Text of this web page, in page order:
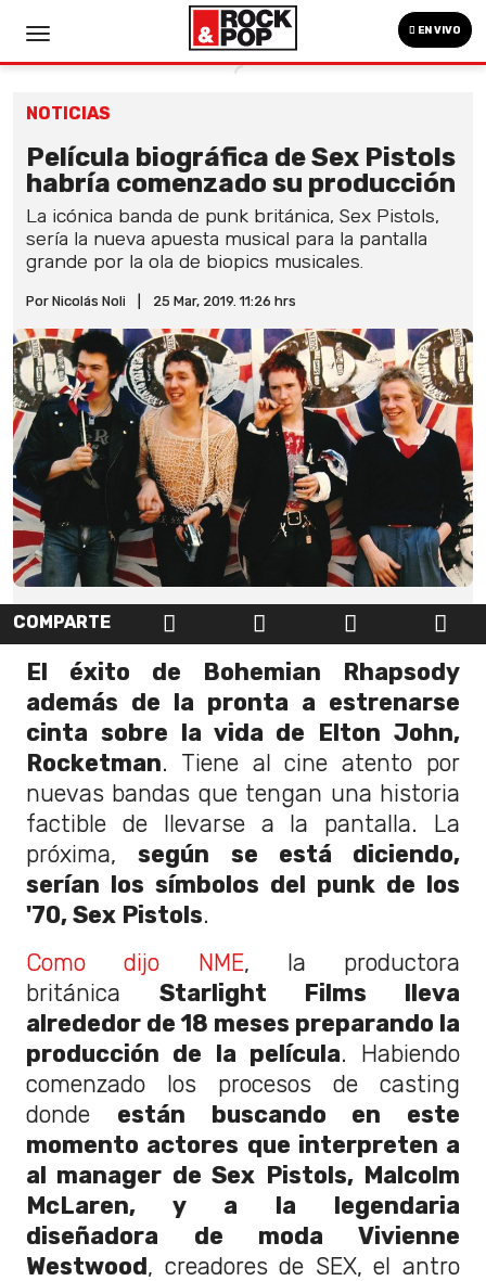
EN VIVO
NOTICIAS
Película biográfica de Sex Pistols
habría comenzado su producción
La icónica banda de punk británica, Sex Pistols,
sería la nueva apuesta musical para la pantalla
grande por la ola de biopics musicales.
Por Nicolás Noli 25 Mar, 2019. 11:26 hrs
COMPARTE
El éxito de Bohemian Rhapsody
además de la pronta a estrenarse
cinta sobre la vida de Elton John,
Rocketman. Tiene al cine atento por
nuevas bandas que tengan una historia
factible de llevarse a la pantalla. La
próxima,según se está diciendo,
serían los símbolos del punk de los
'70, Sex Pistols.
Como dijo NME, la productora
británica Starlight Films lleva
alrededor de 18 meses preparando la
producción de la película. Habiendo
comenzado los procesos de casting
donde están buscando en este
momento actores que interpreten a
al manager de Sex Pistols, Malcolm
McLaren, y a la legendaria
diseñadora de moda Vivienne
Westwood, creadores de SEX, el antro